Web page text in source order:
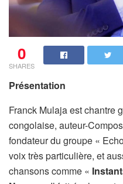
0
SHARES
Présentation
Franck Mulaja est chantre
congolaise, auteur-
fondateur du groupe «
voix très particulière, et
chansons comme «